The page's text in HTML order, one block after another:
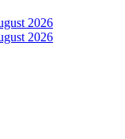
2026
2026